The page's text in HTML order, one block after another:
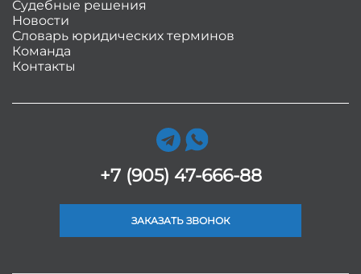
Судебные решения
Новости
Словарь юридических терминов
Команда
Контакты
+7 (905) 47-666-88
ЗАКАЗАТЬ ЗВОНОК